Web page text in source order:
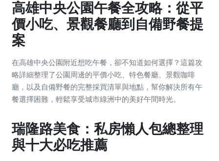
高雄中央公園午餐全攻略：從平
價小吃、景觀餐廳到自備野餐提
案
在高雄中央公園附近想吃午餐，卻不知道如何選擇？這篇攻
略詳細整理了公園周邊的平價小吃、特色餐廳、景觀咖啡
廳，以及自備野餐的完整採買清單與地點，幫你解決所有午
餐選擇困難，輕鬆享受城市綠洲中的美好午間時光。
瑞隆路美食：私房懶人包總整理
與十大必吃推薦